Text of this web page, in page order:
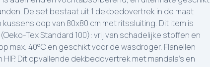
De set bestaat uit 1 dekbedovertrek in de maat
kussensloop van 80x80 cm met ritssluiting. Dit item is
Tex Standard 100): vrij van schadelijke stoffen en
max. 40°C en geschikt voor de wasdroger. Flanellen
Dit opvallende dekbedovertrek met mandala's en